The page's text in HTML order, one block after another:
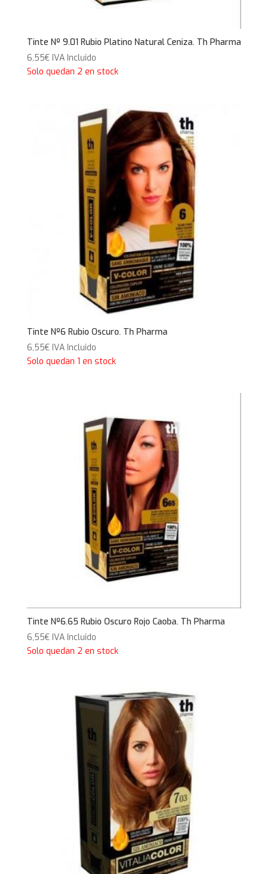
Tinte Nº 9.01 Rubio Platino Natural Ceniza. Th Pharma
6,55€ IVA Incluido
Solo quedan 2 en stock
Tinte Nº6 Rubio Oscuro. Th Pharma
6,55€ IVA Incluido
Solo quedan 1 en stock
Tinte Nº6.65 Rubio Oscuro Rojo Caoba. Th Pharma
6,55€ IVA Incluido
Solo quedan 2 en stock